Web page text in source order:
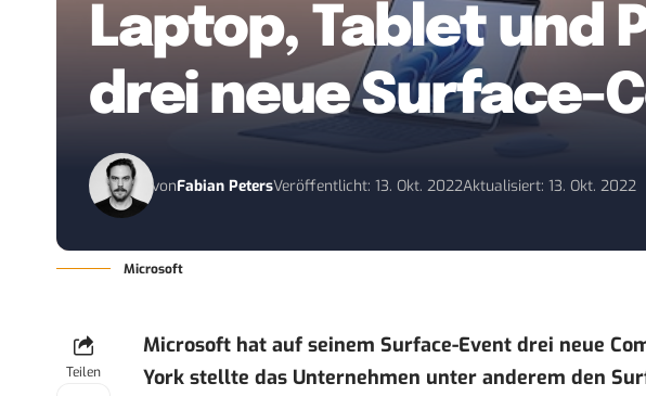
Laptop, Tablet und
drei neue Surface-
vonFabian PetersVeröffentlicht: 13. Okt. 2022Aktualisiert: 13. Okt. 2022
Microsoft
Teilen
Microsoft hat auf seinem Surface-Event drei neue
York stellte das Unternehmen unter anderem den